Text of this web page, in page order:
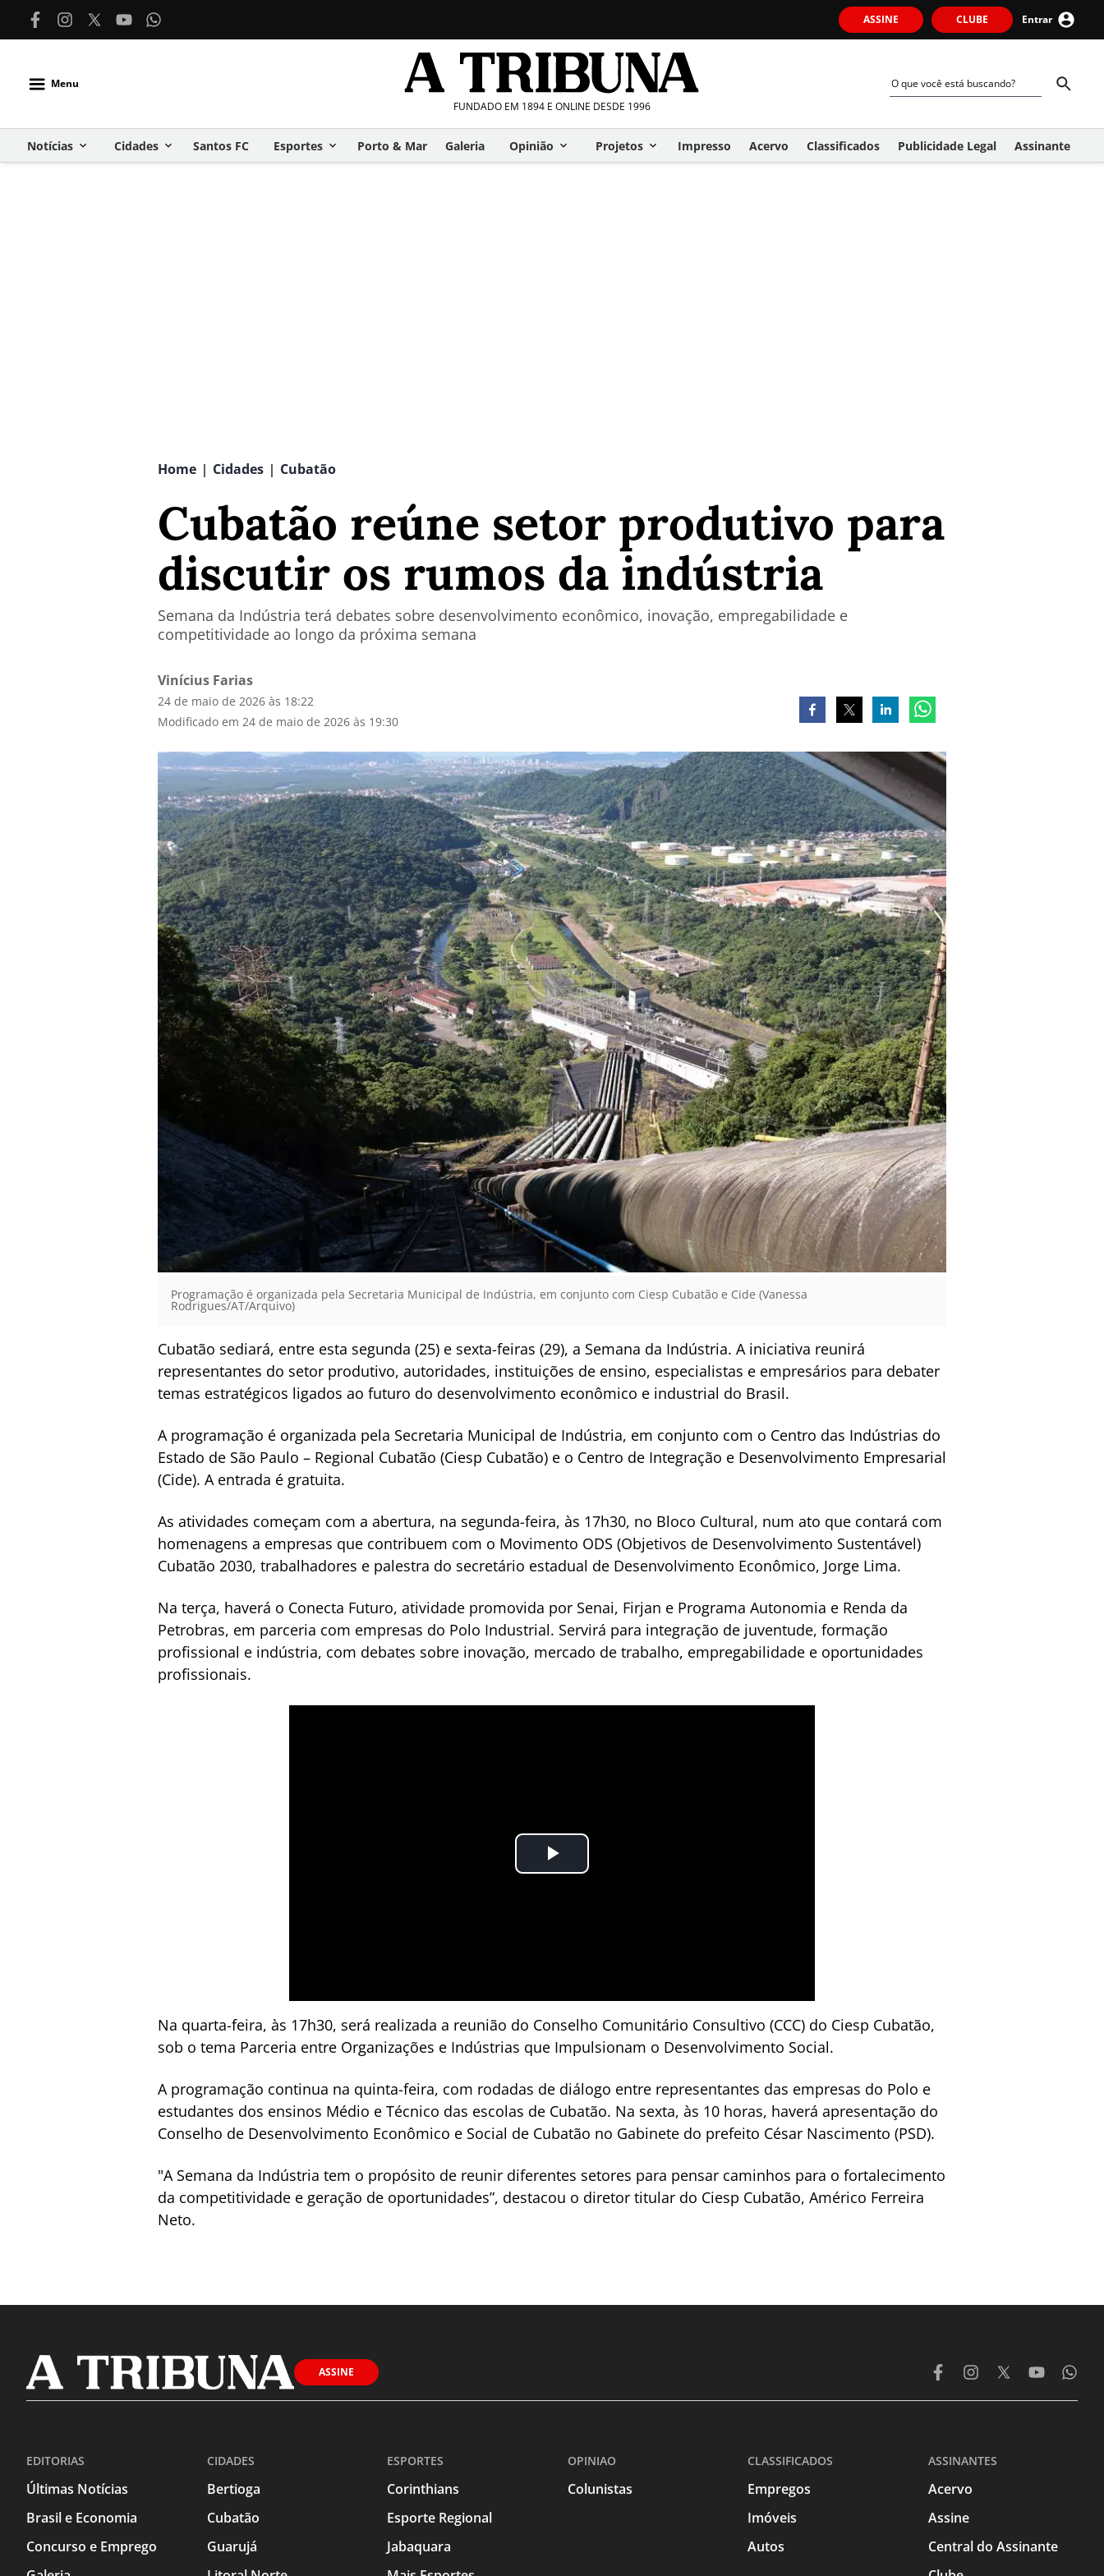
ASSINE CLUBE Entrar
Menu
FUNDADO EM 1894 E ONLINE DESDE 1996
Notícias Cidades Santos FC Esportes Porto & Mar Galeria Opinião Projetos Impresso Acervo Classificados Publicidade Legal Assinante
Home | Cidades | Cubatão
Cubatão reúne setor produtivo para
discutir os rumos da indústria
Semana da Indústria terá debates sobre desenvolvimento econômico, inovação, empregabilidade e
competitividade ao longo da próxima semana
Vinícius Farias
24 de maio de 2026 às 18:22
Modificado em 24 de maio de 2026 às 19:30
Programação é organizada pela Secretaria Municipal de Indústria, em conjunto com Ciesp Cubatão e Cide (Vanessa
Rodrigues/AT/Arquivo)
Cubatão sediará, entre esta segunda (25) e sexta-feiras (29), a Semana da Indústria. A iniciativa reunirá
representantes do setor produtivo, autoridades, instituições de ensino, especialistas e empresários para debater
temas estratégicos ligados ao futuro do desenvolvimento econômico e industrial do Brasil.
A programação é organizada pela Secretaria Municipal de Indústria, em conjunto com o Centro das Indústrias do
Estado de São Paulo – Regional Cubatão (Ciesp Cubatão) e o Centro de Integração e Desenvolvimento Empresarial
(Cide). A entrada é gratuita.
As atividades começam com a abertura, na segunda-feira, às 17h30, no Bloco Cultural, num ato que contará com
homenagens a empresas que contribuem com o Movimento ODS (Objetivos de Desenvolvimento Sustentável)
Cubatão 2030, trabalhadores e palestra do secretário estadual de Desenvolvimento Econômico, Jorge Lima.
Na terça, haverá o Conecta Futuro, atividade promovida por Senai, Firjan e Programa Autonomia e Renda da
Petrobras, em parceria com empresas do Polo Industrial. Servirá para integração de juventude, formação
profissional e indústria, com debates sobre inovação, mercado de trabalho, empregabilidade e oportunidades
profissionais.
Na quarta-feira, às 17h30, será realizada a reunião do Conselho Comunitário Consultivo (CCC) do Ciesp Cubatão,
sob o tema Parceria entre Organizações e Indústrias que Impulsionam o Desenvolvimento Social.
A programação continua na quinta-feira, com rodadas de diálogo entre representantes das empresas do Polo e
estudantes dos ensinos Médio e Técnico das escolas de Cubatão. Na sexta, às 10 horas, haverá apresentação do
Conselho de Desenvolvimento Econômico e Social de Cubatão no Gabinete do prefeito César Nascimento (PSD).
"A Semana da Indústria tem o propósito de reunir diferentes setores para pensar caminhos para o fortalecimento
da competitividade e geração de oportunidades”, destacou o diretor titular do Ciesp Cubatão, Américo Ferreira
Neto.
ASSINE
EDITORIAS
Últimas Notícias
Brasil e Economia
Concurso e Emprego
CIDADES
Bertioga
Cubatão
Guarujá
ESPORTES
Corinthians
Esporte Regional
Jabaquara
OPINIAO
Colunistas
CLASSIFICADOS
Empregos
Imóveis
Autos
ASSINANTES
Acervo
Assine
Central do Assinante